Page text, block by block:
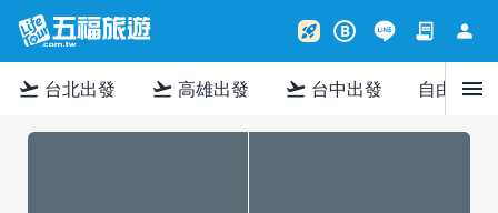
rocket_launch B contract person
flight_takeoff 台北出發 flight_takeoff 高雄出發 flight_takeoff 台中出發 自由行menu